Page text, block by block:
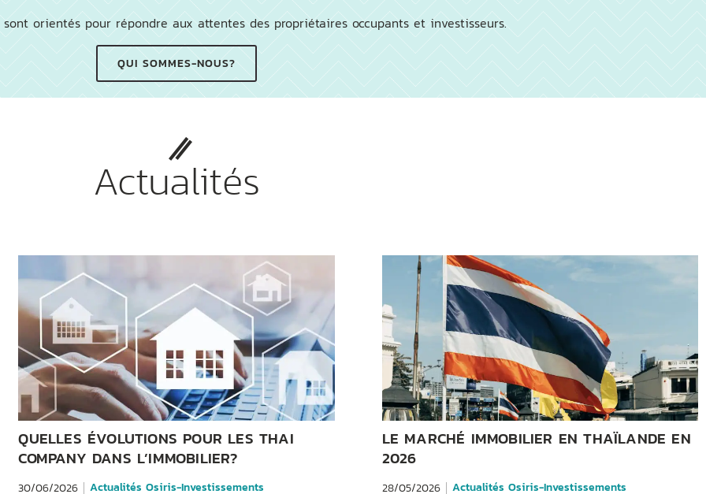
sont orientés pour répondre aux attentes des propriétaires occupants et investisseurs.
QUI SOMMES-NOUS?
Actualités
QUELLES ÉVOLUTIONS POUR LES THAI
COMPANY DANS L’IMMOBILIER?
30/06/2026 Actualités Osiris-Investissements
LE MARCHÉ IMMOBILIER EN THAÏLANDE EN
2026
28/05/2026 Actualités Osiris-Investissements